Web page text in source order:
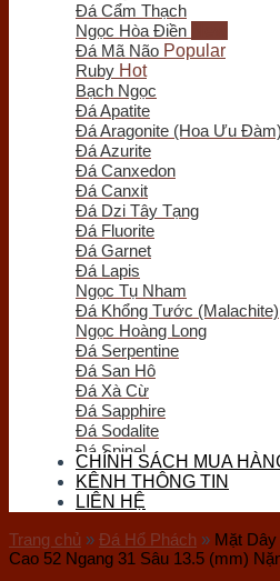
Vòng Tay Trầm Hương
Nụ - Nhang - Tinh Dầu
Lư Xông Trầm
Sản phẩm khác
Chum Phú Quý
Lục Bình Gỗ
Quà Tặng Trang Trí
Tranh Gỗ
Tiểu Cảnh Gỗ
Bình Hoa Gỗ
Khay Trà Gỗ
Đồng Hồ Gỗ
Đĩa Gỗ Trang Trí
Nội Thất Gỗ
Phôi - Lũa Gỗ
Đồng Phong Thủy
Đá Cẩm Thạch
Ngọc Hòa Điền
Đá Mã Não
Ruby
Bạch Ngọc
Đá Apatite
Đá Aragonite (Hoa Ưu Đàm)
Đá Azurite
Đá Canxedon
Đá Canxit
Đá Dzi Tây Tạng
Đá Fluorite
Đá Garnet
Đá Lapis
Ngọc Tụ Nham
Đá Khổng Tước (Malachite)
Ngọc Hoàng Long
Đá Serpentine
Đá San Hô
Đá Xà Cừ
Đá Sapphire
Đá Sodalite
Đá Spinel
Đá Thọ Sơn
Đá Tourmaline
Đá Vàng Găm (Pyrite)
Đá Nham Thạch
Gỗ Hóa Thạch
Ốc Hóa Thạch
CHÍNH SÁCH MUA
KÊNH THÔNG TIN
LIÊN HỆ
Trang chủ » Đá Hổ Phách » Mặt
Cao 52 Ngang 31 Sâu 13.5 (mm)